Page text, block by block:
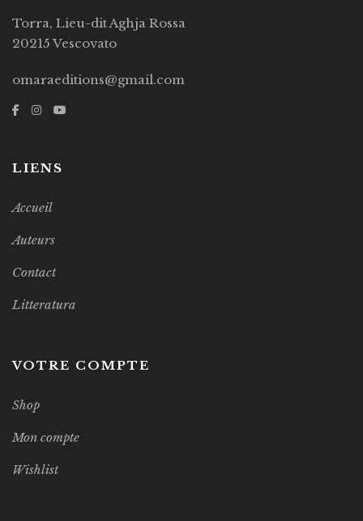
Torra, Lieu-dit Aghja Rossa
20215 Vescovato
omaraeditions@gmail.com
LIENS
Accueil
Auteurs
Contact
Litteratura
VOTRE COMPTE
Shop
Mon compte
Wishlist